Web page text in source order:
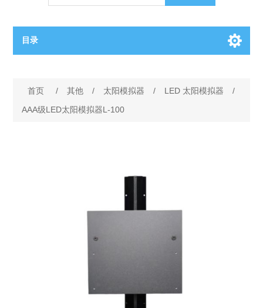
目录
OCT MZI干涉仪
OCT（光学相干断层扫描）整机
BC电池解决方案
等离子刻蚀设备
物理气相沉积设备
晶锭检测质量控制
首页 / 其他 / 太阳模拟器 / LED 太阳模拟器
/
AAA级LED太阳模拟器L-100